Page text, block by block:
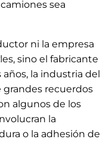
sea
ni la empresa
sino el fabricante
la industria del
recuerdos
algunos de los
la
o la adhesión de